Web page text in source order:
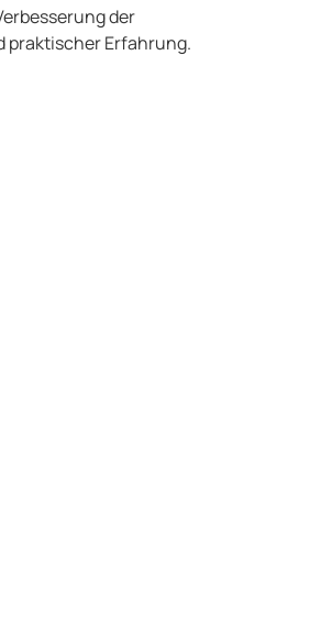
der
praktischer Erfahrung.